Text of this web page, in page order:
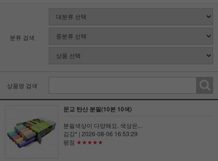
분류 검색
상품명 검색
문교 탄산 분필(10본 10색)
분필색상이 다양해요. 색상은...
김강* | 2026-08-06 16:53:29
평점 ★★★★★